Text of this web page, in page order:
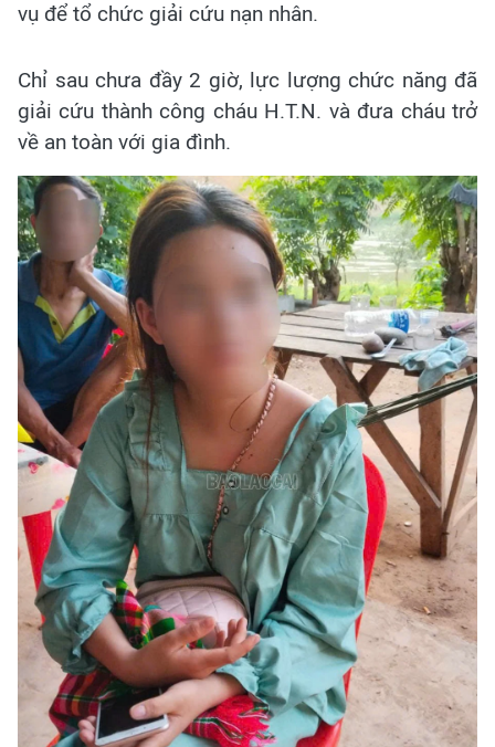
vụ để tổ chức giải cứu nạn nhân.
Chỉ sau chưa đầy 2 giờ, lực lượng chức năng đã
giải cứu thành công cháu H.T.N. và đưa cháu trở
về an toàn với gia đình.